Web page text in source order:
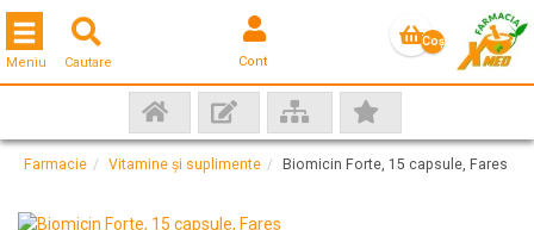
Cautare Cont
Coş
Toggle navigation
Meniu
Farmacie Vitamine și suplimente Biomicin Forte, 15 capsule, Fares